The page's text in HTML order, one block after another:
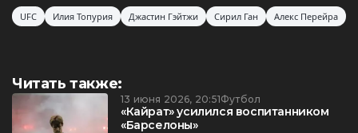
UFC Илия Топурия Джастин Гэйтжи Сирил Ган Алекс Перейра
Читать также:
13 июня 2026, 20:51Футбол
«Кайрат» усилился воспитанником
«Барселоны»